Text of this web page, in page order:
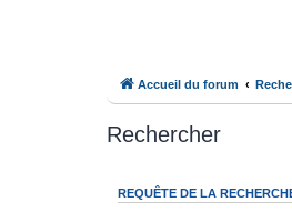
Accueil du forum
Rechercher
REQUÊTE DE LA